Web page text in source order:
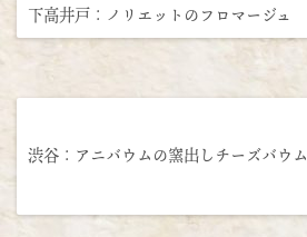
下高井戸：ノリエットのフロマージュ
渋谷：アニバウムの窯出しチーズバウム